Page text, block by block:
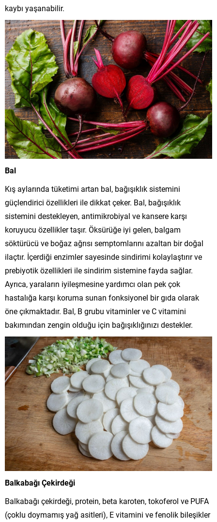
kaybı yaşanabilir.
Bal
Kış aylarında tüketimi artan bal, bağışıklık sistemini
güçlendirici özellikleri ile dikkat çeker. Bal, bağışıklık
sistemini destekleyen, antimikrobiyal ve kansere karşı
koruyucu özellikler taşır. Öksürüğe iyi gelen, balgam
söktürücü ve boğaz ağrısı semptomlarını azaltan bir doğal
ilaçtır. İçerdiği enzimler sayesinde sindirimi kolaylaştırır ve
prebiyotik özellikleri ile sindirim sistemine fayda sağlar.
Ayrıca, yaraların iyileşmesine yardımcı olan pek çok
hastalığa karşı koruma sunan fonksiyonel bir gıda olarak
öne çıkmaktadır. Bal, B grubu vitaminler ve C vitamini
bakımından zengin olduğu için bağışıklığınızı destekler.
Balkabağı Çekirdeği
Balkabağı çekirdeği, protein, beta karoten, tokoferol ve PUFA
(çoklu doymamış yağ asitleri), E vitamini ve fenolik bileşikler